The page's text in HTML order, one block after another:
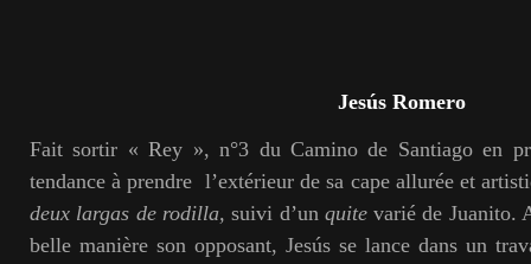
Jesús Romero
Fait sortir « Rey », n°3 du Camino de Santiago en
tendance à prendre l’extérieur de sa cape allurée et
deux largas de rodilla,suivi d’un quitevarié de Juanito.
belle manière son opposant, Jesús se lance dans un